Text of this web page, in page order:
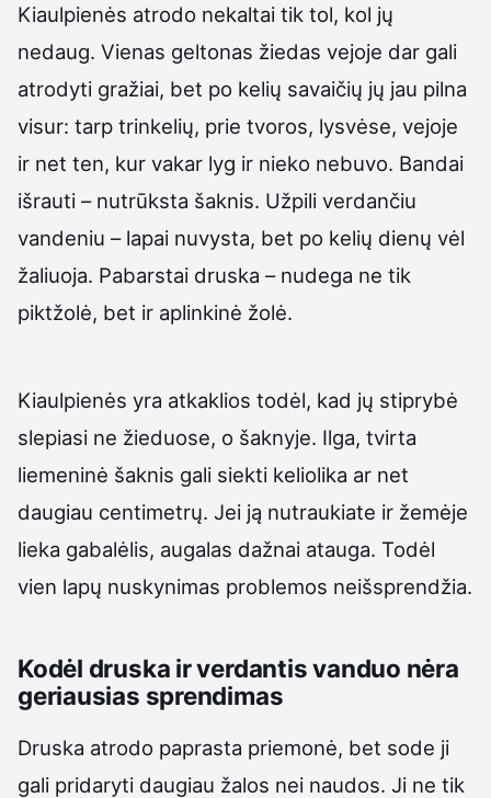
Kiaulpienės atrodo nekaltai tik tol, kol jų
nedaug. Vienas geltonas žiedas vejoje dar gali
atrodyti gražiai, bet po kelių savaičių jų jau pilna
visur: tarp trinkelių, prie tvoros, lysvėse, vejoje
ir net ten, kur vakar lyg ir nieko nebuvo. Bandai
išrauti – nutrūksta šaknis. Užpili verdančiu
vandeniu – lapai nuvysta, bet po kelių dienų vėl
žaliuoja. Pabarstai druska – nudega ne tik
piktžolė, bet ir aplinkinė žolė.
Kiaulpienės yra atkaklios todėl, kad jų stiprybė
slepiasi ne žieduose, o šaknyje. Ilga, tvirta
liemeninė šaknis gali siekti keliolika ar net
daugiau centimetrų. Jei ją nutraukiate ir žemėje
lieka gabalėlis, augalas dažnai atauga. Todėl
vien lapų nuskynimas problemos neišsprendžia.
Kodėl druska ir verdantis vanduo nėra
geriausias sprendimas
Druska atrodo paprasta priemonė, bet sode ji
gali pridaryti daugiau žalos nei naudos. Ji ne tik